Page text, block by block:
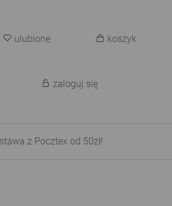
ulubione koszyk
zaloguj się
z Pocztex od 50zł!